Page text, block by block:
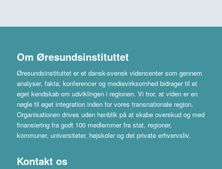
Om Øresundsinstituttet
Øresundsinstituttet er et dansk-svensk videncenter som gennem
analyser, fakta, konferencer og medievirksomhed bidrager til et
øget kendskab om udviklingen i regionen. Vi tror, at viden er en
nøgle til øget integration inden for vores transnationale region.
Organisationen drives uden henblik på at skabe overskud og med
finansiering fra godt 100 medlemmer fra stat, regioner,
kommuner, universiteter, højskoler og det private erhvervsliv.
Kontakt os